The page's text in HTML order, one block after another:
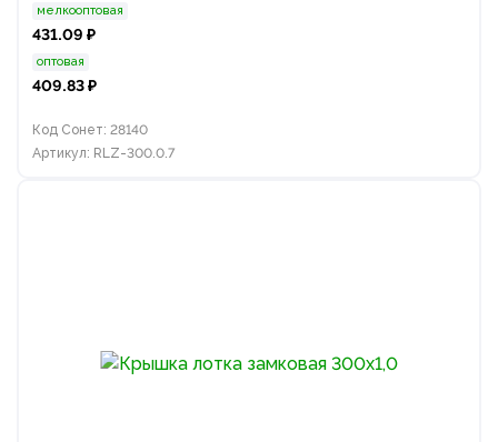
мелкооптовая
431.09 ₽
оптовая
409.83 ₽
Код Сонет: 28140
Артикул: RLZ-300.0.7